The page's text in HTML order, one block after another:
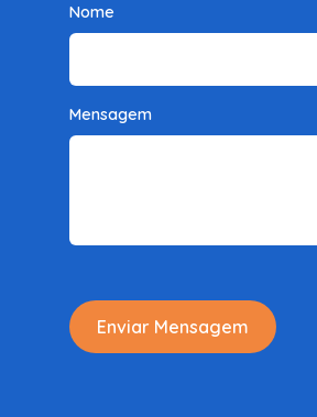
Nome
Mensagem
Enviar Mensagem